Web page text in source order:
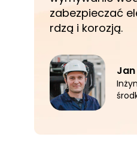
zabezpieczać
rdzą i korozją.